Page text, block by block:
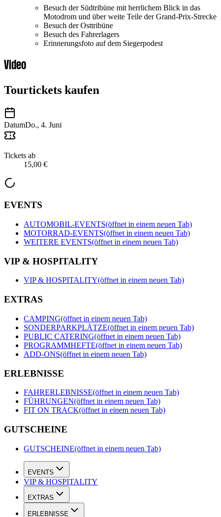
Besuch der Südtribüne mit herrlichem Blick in das
Motodrom und über weite Teile der Grand-Prix-Strecke
Besuch der Osttribüne
Besuch des Fahrerlagers
Erinnerungsfoto auf dem Siegerpodest
Video
Tourtickets kaufen
DatumDo., 4. Juni
Tickets ab
15,00 €
EVENTS
AUTOMOBIL-EVENTS(öffnet in einem neuen Tab)
MOTORRAD-EVENTS(öffnet in einem neuen Tab)
WEITERE EVENTS(öffnet in einem neuen Tab)
VIP & HOSPITALITY
VIP & HOSPITALITY(öffnet in einem neuen Tab)
EXTRAS
CAMPING(öffnet in einem neuen Tab)
SONDERPARKPLÄTZE(öffnet in einem neuen Tab)
PUBLIC CATERING(öffnet in einem neuen Tab)
PROGRAMMHEFTE(öffnet in einem neuen Tab)
ADD-ONS(öffnet in einem neuen Tab)
ERLEBNISSE
FAHRERLEBNISSE(öffnet in einem neuen Tab)
FÜHRUNGEN(öffnet in einem neuen Tab)
FIT ON TRACK(öffnet in einem neuen Tab)
GUTSCHEINE
GUTSCHEINE(öffnet in einem neuen Tab)
EVENTS
VIP & HOSPITALITY
EXTRAS
ERLEBNISSE